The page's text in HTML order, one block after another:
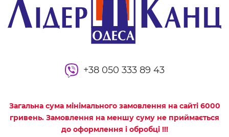
+38 050 333 89 43
Загальна сума мінімального замовлення на сайті 6000
гривень. Замовлення на меншу суму не приймається
до оформлення і обробці !!!